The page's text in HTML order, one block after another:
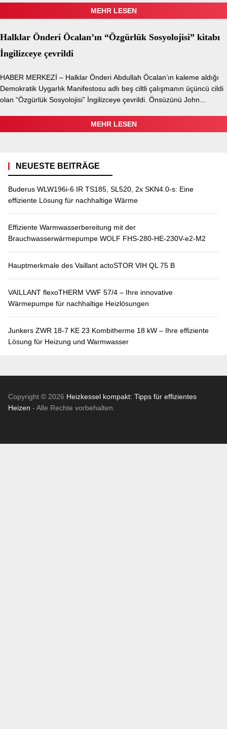
MEHR LESEN
Halklar Önderi Öcalan’ın “Özgürlük Sosyolojisi” kitabı
İngilizceye çevrildi
HABER MERKEZİ – Halklar Önderi Abdullah Öcalan’ın kaleme aldığı
Demokratik Uygarlık Manifestosu adlı beş ciltli çalışmanın üçüncü cildi
olan “Özgürlük Sosyolojisi” İngilizceye çevrildi. Önsüzünü John...
MEHR LESEN
NEUESTE BEITRÄGE
Buderus WLW196i-6 IR TS185, SL520, 2x SKN4.0-s: Eine
effiziente Lösung für nachhaltige Wärme
Effiziente Warmwasserbereitung mit der
Brauchwasserwärmepumpe WOLF FHS-280-HE-230V-e2-M2
Hauptmerkmale des Vaillant actoSTOR VIH QL 75 B
VAILLANT flexoTHERM VWF 57/4 – Ihre innovative
Wärmepumpe für nachhaltige Heizlösungen
Junkers ZWR 18-7 KE 23 Kombitherme 18 kW – Ihre effiziente
Lösung für Heizung und Warmwasser
Copyright © 2026 Heizkessel kompakt: Tipps für effizientes
Heizen - Alle Rechte vorbehalten.